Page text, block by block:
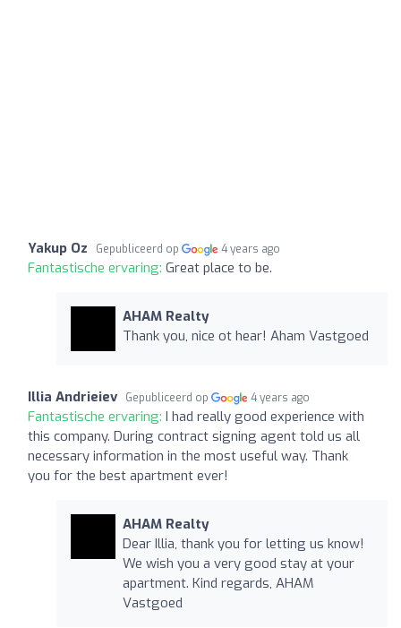
Yakup Oz Gepubliceerd op 4 years ago
Fantastische ervaring: Great place to be.
AHAM Realty
Thank you, nice ot hear! Aham Vastgoed
Illia Andrieiev Gepubliceerd op 4 years ago
Fantastische ervaring: I had really good experience with
this company. During contract signing agent told us all
necessary information in the most useful way. Thank
you for the best apartment ever!
AHAM Realty
Dear Illia, thank you for letting us know!
We wish you a very good stay at your
apartment. Kind regards, AHAM
Vastgoed